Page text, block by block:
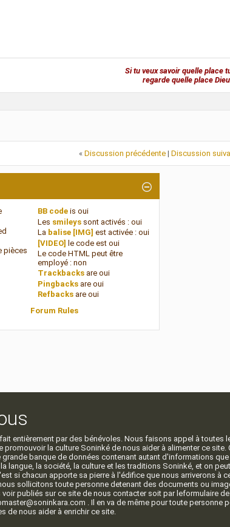
Si tu veux savoir quelle place
regarde quelle place
« Discussion précédente| Discussion
pièces
BB codeis oui
Les smileyssont activés : oui
La balise [IMG] est activée : oui
[VIDEO] le code est oui
Le code HTML peut être
employé : non
Trackbacksare oui
Pingbacksare oui
Refbacksare oui
Forum Rules
entièrement par des bénévoles. Nous faisons appel à toutes
la culture Soninké de nous aider à alimenter ce site.
grande banque de données contenant autant d'informations
langue, la société, la culture et les traditions Soninké, et on
si chacun apporte sa pierre à l'édifice que nous arriverons à
sollicitons toute personne detenant des documents ou
publiés sur ce site de nous contacter soit par leformulaire
. Il en va de même pour toute personne
de nous aider à enrichir ce site.